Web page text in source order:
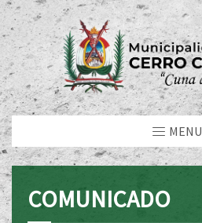
MENU
COMUNICADO